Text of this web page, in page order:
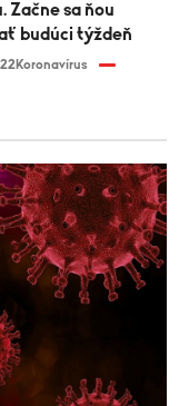
Začne sa ňou
budúci týždeň
Koronavírus